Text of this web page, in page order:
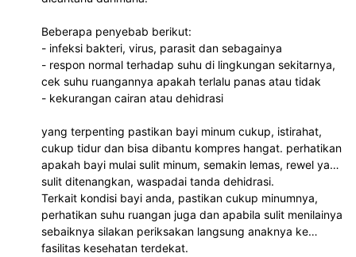
Beberapa penyebab berikut:
- infeksi bakteri, virus, parasit dan sebagainya
- respon normal terhadap suhu di lingkungan sekitarnya,
cek suhu ruangannya apakah terlalu panas atau tidak
- kekurangan cairan atau dehidrasi
yang terpenting pastikan bayi minum cukup, istirahat,
cukup tidur dan bisa dibantu kompres hangat. perhatikan
apakah bayi mulai sulit minum, semakin lemas, rewel yang
sulit ditenangkan, waspadai tanda dehidrasi.
Terkait kondisi bayi anda, pastikan cukup minumnya,
perhatikan suhu ruangan juga dan apabila sulit menilainya
sebaiknya silakan periksakan langsung anaknya ke
fasilitas kesehatan terdekat.